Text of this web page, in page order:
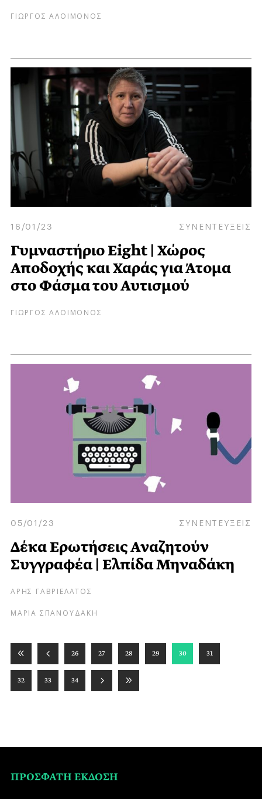
ΓΙΩΡΓΟΣ ΑΛΟΙΜΟΝΟΣ
16/01/23 ΣΥΝΕΝΤΕΥΞΕΙΣ
Γυμναστήριο Eight | Χώρος
Αποδοχής και Χαράς για Άτομα
στο Φάσμα του Αυτισμού
ΓΙΩΡΓΟΣ ΑΛΟΙΜΟΝΟΣ
05/01/23 ΣΥΝΕΝΤΕΥΞΕΙΣ
Δέκα Ερωτήσεις Αναζητούν
Συγγραφέα | Ελπίδα Μηναδάκη
ΑΡΗΣ ΓΑΒΡΙΕΛΑΤΟΣ
ΜΑΡΙΑ ΣΠΑΝΟΥΔΑΚΗ
26 27 28 29 30 31
32 33 34
ΠΡΟΣΦΑΤΗ ΕΚΔΟΣΗ